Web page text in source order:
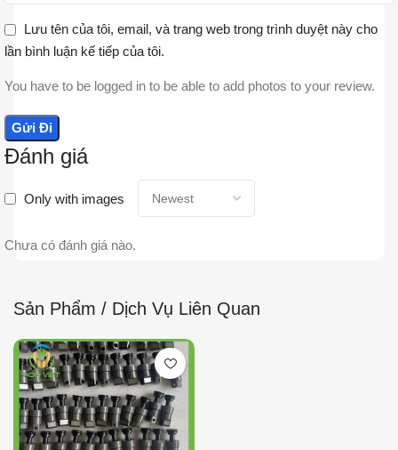
Đánh giá
Only with images
Chưa có đánh giá nào.
Lưu tên của tôi, email, và trang web trong trình duyệt này cho
lần bình luận kế tiếp của tôi.
You have to be logged in to be able to add photos to your review.
Sản Phẩm / Dịch Vụ Liên Quan